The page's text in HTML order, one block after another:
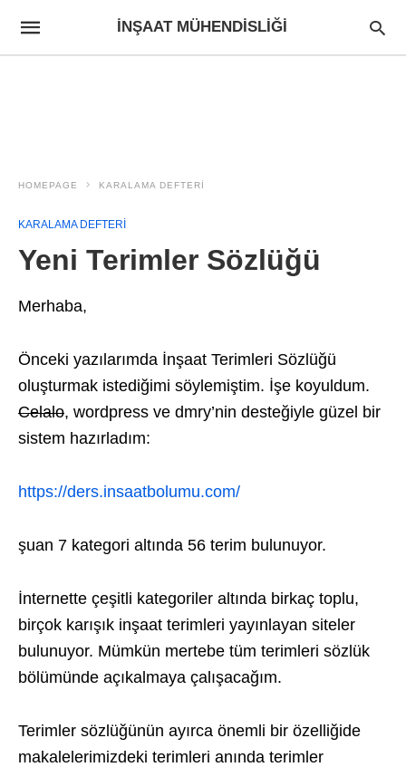
İNŞAAT MÜHENDISLIĞI
HOMEPAGE KARALAMA DEFTERİ
KARALAMA DEFTERİ
Yeni Terimler Sözlüğü
Merhaba,
Önceki yazılarımda İnşaat Terimleri Sözlüğü
oluşturmak istediğimi söylemiştim. İşe koyuldum.
Celalo, wordpress ve dmry’nin desteğiyle güzel bir
sistem hazırladım:
https://ders.insaatbolumu.com/
şuan 7 kategori altında 56 terim bulunuyor.
İnternette çeşitli kategoriler altında birkaç toplu,
birçok karışık inşaat terimleri yayınlayan siteler
bulunuyor. Mümkün mertebe tüm terimleri sözlük
bölümünde açıkalmaya çalışacağım.
Terimler sözlüğünün ayırca önemli bir özelliğide
makalelerimizdeki terimleri anında terimler